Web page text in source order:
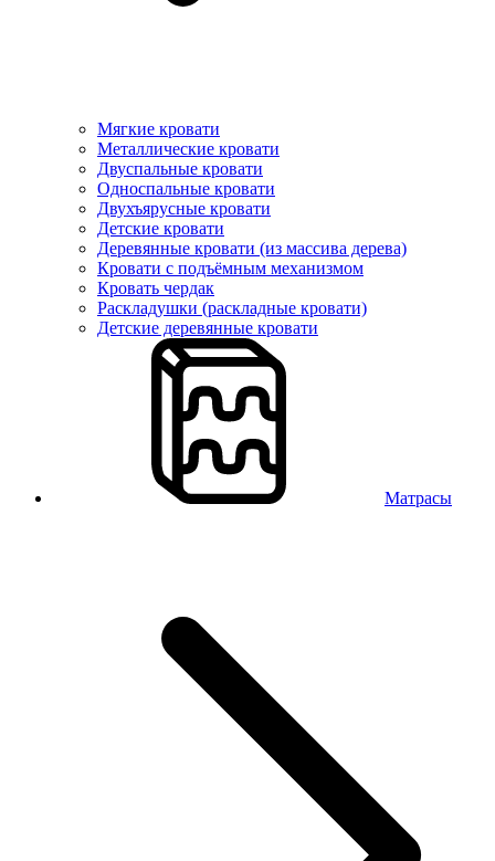
Мягкие кровати
Металлические кровати
Двуспальные кровати
Односпальные кровати
Двухъярусные кровати
Детские кровати
Деревянные кровати (из массива дерева)
Кровати с подъёмным механизмом
Кровать чердак
Раскладушки (раскладные кровати)
Детские деревянные кровати
Матрасы